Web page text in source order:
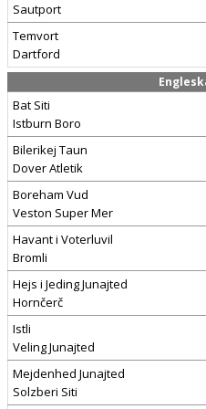
Sautport
Temvort
Dartford
Bat Siti
Istburn Boro
Bilerikej Taun
Dover Atletik
Boreham Vud
Veston Super Mer
Havant i Voterluvil
Bromli
Hejs i Jeding Junajted
Hornčerč
Istli
Veling Junajted
Mejdenhed Junajted
Solzberi Siti